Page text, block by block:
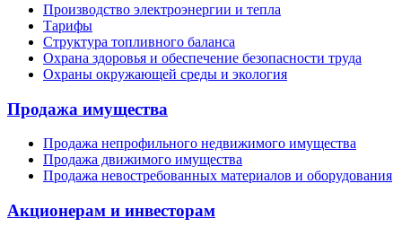
Производство электроэнергии и тепла
Тарифы
Структура топливного баланса
Охрана здоровья и обеспечение безопасности труда
Охраны окружающей среды и экология
Продажа имущества
Продажа непрофильного недвижимого имущества
Продажа движимого имущества
Продажа невостребованных материалов и оборудования
Акционерам и инвесторам